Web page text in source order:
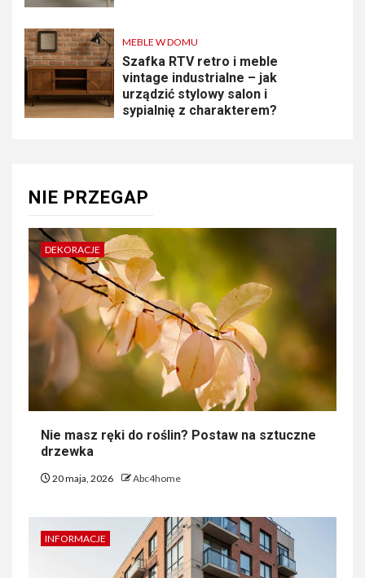
MEBLE W DOMU
Szafka RTV retro i meble
vintage industrialne – jak
urządzić stylowy salon i
sypialnię z charakterem?
NIE PRZEGAP
DEKORACJE
Nie masz ręki do roślin? Postaw na sztuczne
drzewka
20 maja, 2026 Abc4home
INFORMACJE